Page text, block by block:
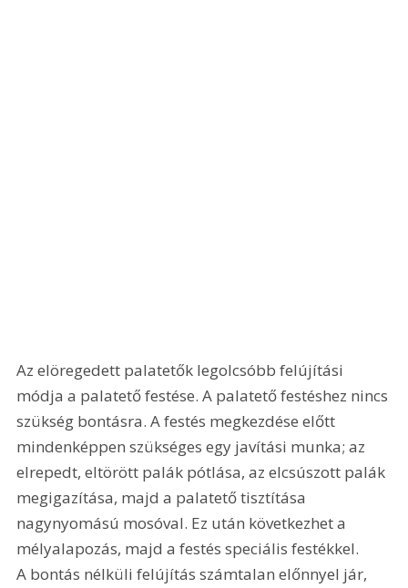
Az elöregedett palatetők legolcsóbb felújítási
módja a palatető festése. A palatető festéshez nincs
szükség bontásra. A festés megkezdése előtt
mindenképpen szükséges egy javítási munka; az
elrepedt, eltörött palák pótlása, az elcsúszott palák
megigazítása, majd a palatető tisztítása
nagynyomású mosóval. Ez után következhet a
mélyalapozás, majd a festés speciális festékkel.
A bontás nélküli felújítás számtalan előnnyel jár,